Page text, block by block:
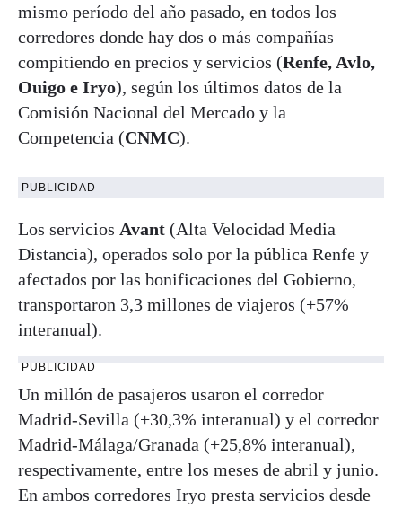
mismo período del año pasado, en todos los
corredores donde hay dos o más compañías
compitiendo en precios y servicios (Renfe, Avlo,
Ouigo e Iryo), según los últimos datos de la
Comisión Nacional del Mercado y la
Competencia (CNMC).
PUBLICIDAD
Los servicios Avant (Alta Velocidad Media
Distancia), operados solo por la pública Renfe y
afectados por las bonificaciones del Gobierno,
transportaron 3,3 millones de viajeros (+57%
interanual).
PUBLICIDAD
Un millón de pasajeros usaron el corredor
Madrid-Sevilla (+30,3% interanual) y el corredor
Madrid-Málaga/Granada (+25,8% interanual),
respectivamente, entre los meses de abril y junio.
En ambos corredores Iryo presta servicios desde